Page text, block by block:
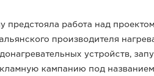
предстояла работа над
производителя
устройств,
кампанию под